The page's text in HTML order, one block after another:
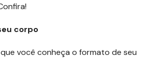
corpo
você conheça o formato de seu